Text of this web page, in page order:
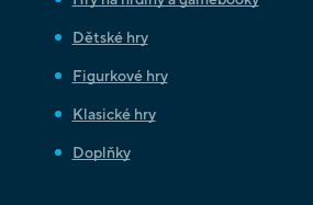
Dětské hry
Figurkové hry
Klasické hry
Doplňky